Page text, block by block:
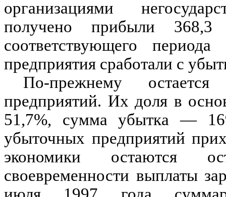
организациями
получено прибыли
соответствующего
предприятия сработали с
По-прежнему
предприятий. Их доля в
51,7%, сумма убытка —
убыточных предприятий
экономики остаются
своевременности выплаты